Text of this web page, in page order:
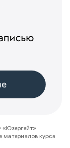
материалов курса